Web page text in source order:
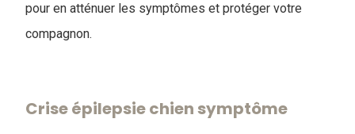
pour en atténuer les symptômes et protéger votre
compagnon.
Crise épilepsie chien symptôme